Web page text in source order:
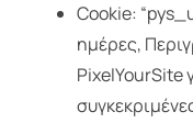
Cookie:
ημέρες,
PixelYourSite